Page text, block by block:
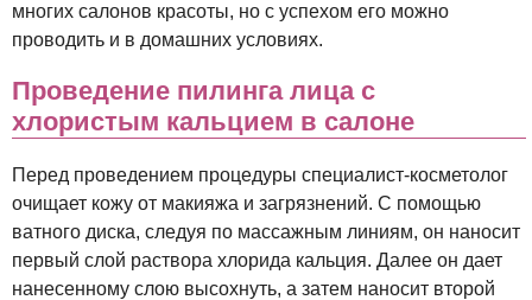
многих салонов красоты, но с успехом его можно
проводить и в домашних условиях.
Проведение пилинга лица с
хлористым кальцием в салоне
Перед проведением процедуры специалист-косметолог
очищает кожу от макияжа и загрязнений. С помощью
ватного диска, следуя по массажным линиям, он наносит
первый слой раствора хлорида кальция. Далее он дает
нанесенному слою высохнуть, а затем наносит второй